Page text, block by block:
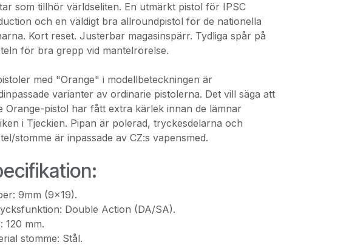
som tillhör världseliten. En utmärkt pistol för IPSC
och en väldigt bra allroundpistol för de nationella
Kort reset. Justerbar magasinspärr. Tydliga spår på
för bra grepp vid mantelrörelse.
med "Orange" i modellbeteckningen är
varianter av ordinarie pistolerna. Det vill säga att
Orange-pistol har fått extra kärlek innan de lämnar
i Tjeckien. Pipan är polerad, tryckesdelarna och
stomme är inpassade av CZ:s vapensmed.
9mm (9x19).
Double Action (DA/SA).
120 mm.
stomme: Stål.